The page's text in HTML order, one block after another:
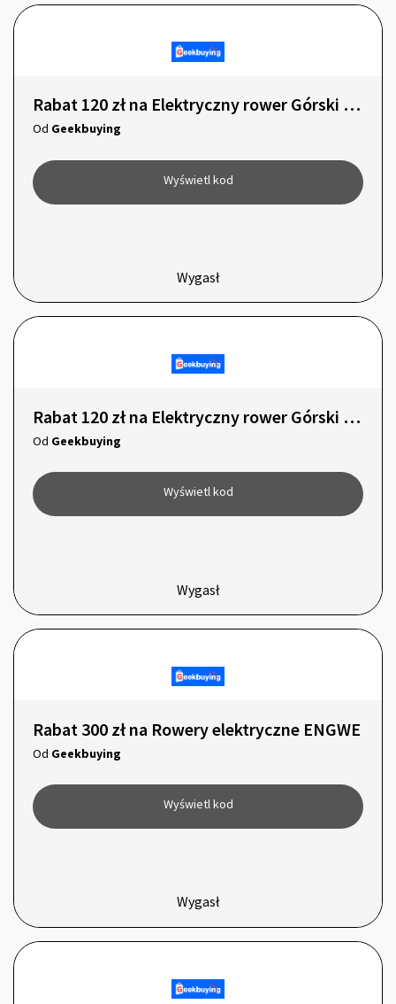
Rabat 120 zł na Elektryczny rower Górski ELEGLIDE M1 PLUS!
Od Geekbuying
Wyświetl kod
Wygasł
Rabat 120 zł na Elektryczny rower Górski ELEGLIDE M1 PLUS!
Od Geekbuying
Wyświetl kod
Wygasł
Rabat 300 zł na Rowery elektryczne ENGWE
Od Geekbuying
Wyświetl kod
Wygasł